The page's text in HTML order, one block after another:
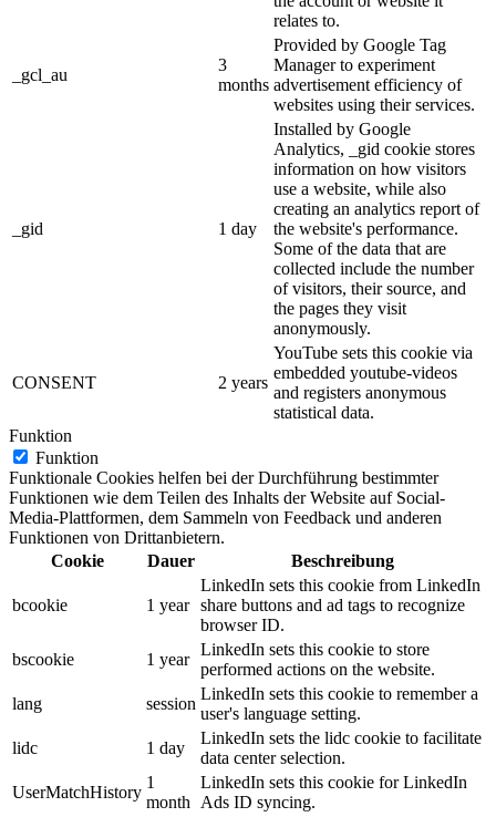
relates to.
_gcl_au
3
months
Provided by Google Tag
Manager to experiment
advertisement efficiency of
websites using their services.
_gid 1 day
Installed by Google
Analytics, _gid cookie stores
information on how visitors
use a website, while also
creating an analytics report of
the website's performance.
Some of the data that are
collected include the number
of visitors, their source, and
the pages they visit
anonymously.
CONSENT 2 years
YouTube sets this cookie via
embedded youtube-videos
and registers anonymous
statistical data.
Funktion
Funktion
Funktionale Cookies helfen bei der Durchführung bestimmter
Funktionen wie dem Teilen des Inhalts der Website auf Social-
Media-Plattformen, dem Sammeln von Feedback und anderen
Funktionen von Drittanbietern.
Cookie
Dauer Beschreibung
bcookie 1 year
LinkedIn sets this cookie from LinkedIn
share buttons and ad tags to recognize
browser ID.
bscookie
1 year
LinkedIn sets this cookie to store
performed actions on the website.
lang
session
LinkedIn sets this cookie to remember a
user's language setting.
lidc
1 day
LinkedIn sets the lidc cookie to facilitate
data center selection.
UserMatchHistory
1
month
LinkedIn sets this cookie for LinkedIn
Ads ID syncing.